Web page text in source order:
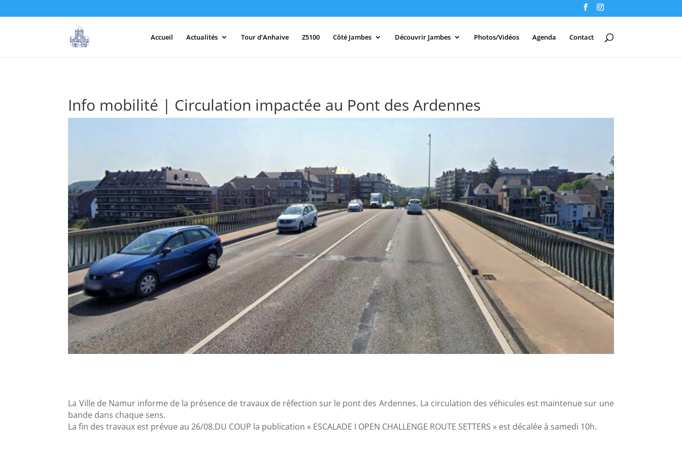
Accueil Actualités Tour d’Anhaive Z5100 Côté Jambes Découvrir Jambes Photos/Vidéos Agenda Contact
Info mobilité | Circulation impactée au Pont des Ardennes
La Ville de Namur informe de la présence de travaux de réfection sur le pont des Ardennes. La circulation des véhicules est maintenue sur une
bande dans chaque sens.
La fin des travaux est prévue au 26/08.DU COUP la publication « ESCALADE I OPEN CHALLENGE ROUTE SETTERS » est décalée à samedi 10h.